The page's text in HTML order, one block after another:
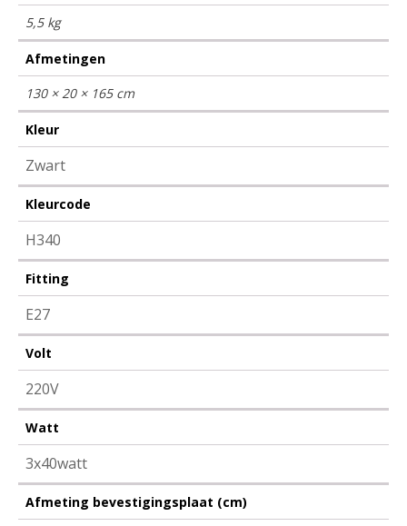
5,5 kg
Afmetingen
130 × 20 × 165 cm
Kleur
Zwart
Kleurcode
H340
Fitting
E27
Volt
220V
Watt
3x40watt
Afmeting bevestigingsplaat (cm)